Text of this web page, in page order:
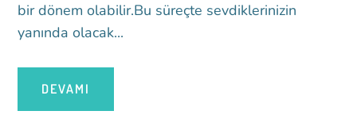
bir dönem olabilir.Bu süreçte sevdiklerinizin
yanında olacak...
DEVAMI